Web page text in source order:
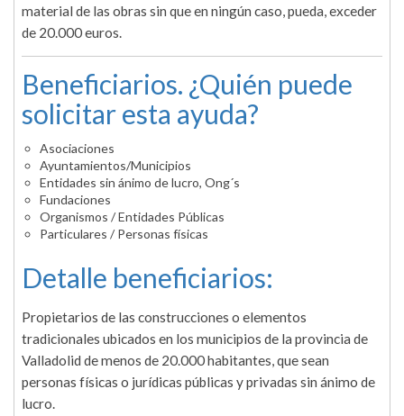
material de las obras sin que en ningún caso, pueda, exceder
de 20.000 euros.
Beneficiarios. ¿Quién puede
solicitar esta ayuda?
Asociaciones
Ayuntamientos/Municipios
Entidades sin ánimo de lucro, Ong´s
Fundaciones
Organismos / Entidades Públicas
Particulares / Personas físicas
Detalle beneficiarios:
Propietarios de las construcciones o elementos
tradicionales ubicados en los municipios de la provincia de
Valladolid de menos de 20.000 habitantes, que sean
personas físicas o jurídicas públicas y privadas sin ánimo de
lucro.